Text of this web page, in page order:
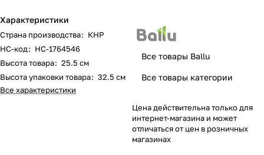
Характеристики
Страна производства: КНР
НС-код: НС-1764546
Высота товара: 25.5 см
Высота упаковки товара: 32.5 см
Все характеристики
Все товары Ballu
Все товары категории
Цена действительна только для
интернет-магазина и может
отличаться от цен в розничных
магазинах